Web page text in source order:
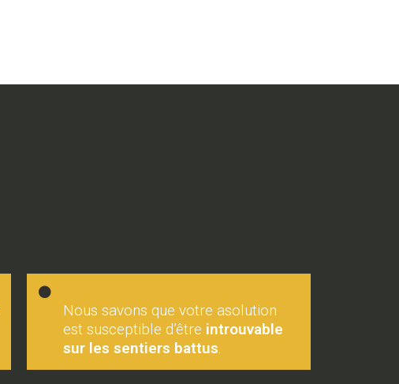
Nous savons que votre asolution
est susceptible d’être introuvable
sur les sentiers battus.